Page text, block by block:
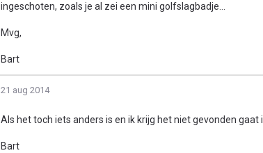
ingeschoten, zoals je al zei een mini golfslagbadje...
Mvg,
Bart
21 aug 2014
Als het toch iets anders is en ik krijg het niet gevonden
Bart